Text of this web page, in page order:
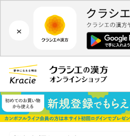
×